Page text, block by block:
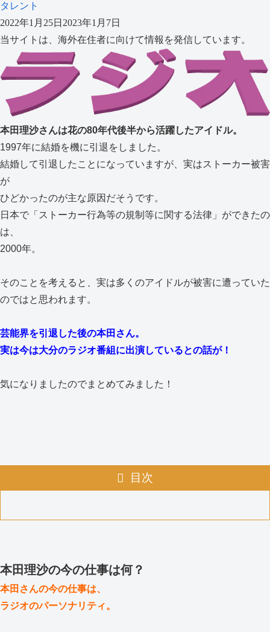
タレント
2022年1月25日 2023年1月7日
当サイトは、海外在住者に向けて情報を発信しています。
本田理沙さんは花の80年代後半から活躍したアイドル。
1997年に結婚を機に引退をしました。
結婚して引退したことになっていますが、実はストーカー被害
が
ひどかったのが主な原因だそうです。
日本で「ストーカー行為等の規制等に関する法律」ができたの
は、
2000年。
そのことを考えると、実は多くのアイドルが被害に遭っていた
のではと思われます。
芸能界を引退した後の本田さん。
実は今は大分のラジオ番組に出演しているとの話が！
気になりましたのでまとめてみました！
目次
本田理沙の今の仕事は何？
本田さんの今の仕事は、
ラジオのパーソナリティ。